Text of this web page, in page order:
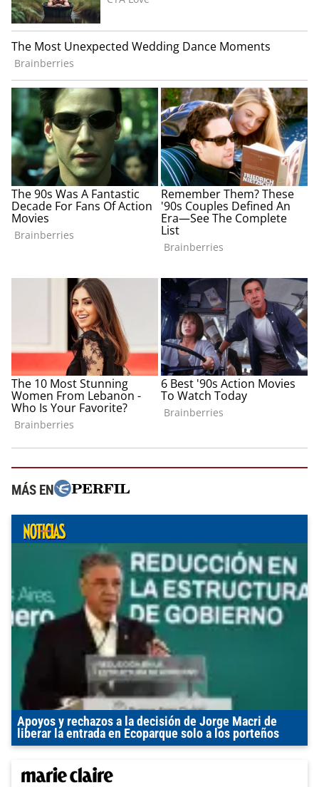
MÁS EN
Apoyos y rechazos a la decisión de Jorge Macri de
liberar la entrada en Ecoparque solo a los porteños